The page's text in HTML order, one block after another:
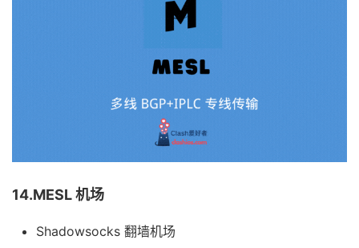
14.MESL 机场
Shadowsocks 翻墙机场